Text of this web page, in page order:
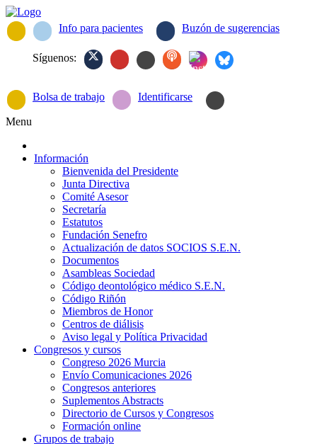
Info para pacientes Buzón de sugerencias
Síguenos:
Bolsa de trabajo Identificarse
Menu
Información
Bienvenida del Presidente
Junta Directiva
Comité Asesor
Secretaría
Estatutos
Fundación Senefro
Actualización de datos SOCIOS S.E.N.
Documentos
Asambleas Sociedad
Código deontológico médico S.E.N.
Código Riñón
Miembros de Honor
Centros de diálisis
Aviso legal y Política Privacidad
Congresos y cursos
Congreso 2026 Murcia
Envío Comunicaciones 2026
Congresos anteriores
Suplementos Abstracts
Directorio de Cursos y Congresos
Formación online
Grupos de trabajo